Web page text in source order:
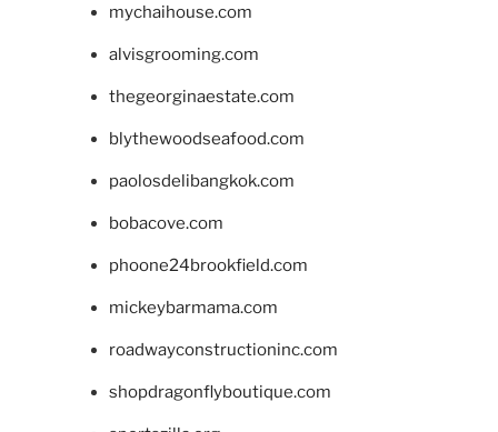
mychaihouse.com
alvisgrooming.com
thegeorginaestate.com
blythewoodseafood.com
paolosdelibangkok.com
bobacove.com
phoone24brookfield.com
mickeybarmama.com
roadwayconstructioninc.com
shopdragonflyboutique.com